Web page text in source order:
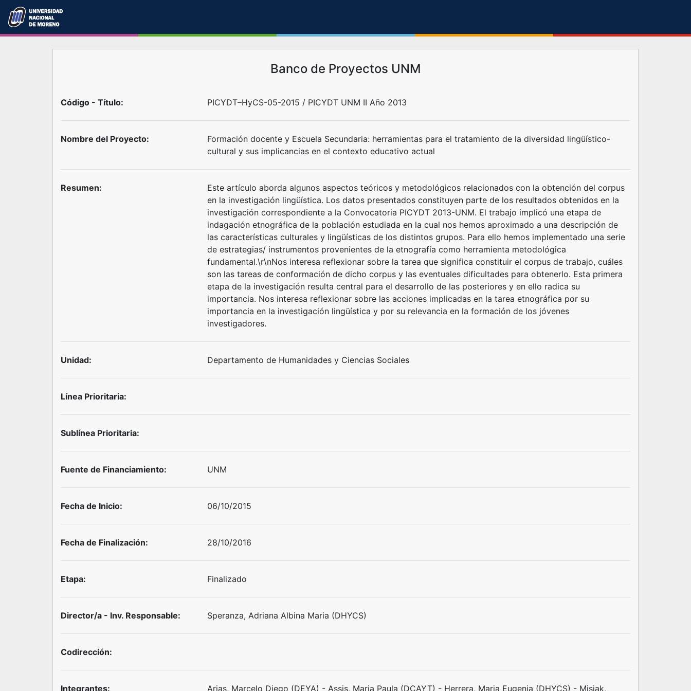
Banco de Proyectos UNM
Código - Título: PICYDT–HyCS-05-2015 / PICYDT UNM II Año 2013
Nombre del Proyecto:
Formación docente y Escuela Secundaria: herramientas para el tratamiento de la diversidad lingüístico-
cultural y sus implicancias en el contexto educativo actual
Resumen:
Este artículo aborda algunos aspectos teóricos y metodológicos relacionados con la obtención del corpus
en la investigación lingüística. Los datos presentados constituyen parte de los resultados obtenidos en la
investigación correspondiente a la Convocatoria PICYDT 2013-UNM. El trabajo implicó una etapa de
indagación etnográfica de la población estudiada en la cual nos hemos aproximado a una descripción de
las características culturales y lingüísticas de los distintos grupos. Para ello hemos implementado una serie
de estrategias/ instrumentos provenientes de la etnografía como herramienta metodológica
fundamental.\r\nNos interesa reflexionar sobre la tarea que significa constituir el corpus de trabajo, cuáles
son las tareas de conformación de dicho corpus y las eventuales dificultades para obtenerlo. Esta primera
etapa de la investigación resulta central para el desarrollo de las posteriores y en ello radica su
importancia. Nos interesa reflexionar sobre las acciones implicadas en la tarea etnográfica por su
importancia en la investigación lingüística y por su relevancia en la formación de los jóvenes
investigadores.
Unidad: Departamento de Humanidades y Ciencias Sociales
Línea Prioritaria:
Sublínea Prioritaria:
Fuente de Financiamiento: UNM
Fecha de Inicio: 06/10/2015
Fecha de Finalización: 28/10/2016
Etapa: Finalizado
Director/a - Inv. Responsable: Speranza, Adriana Albina Maria (DHYCS)
Codirección:
Integrantes: Arias, Marcelo Diego (DEYA) - Assis, Maria Paula (DCAYT) - Herrera, Maria Eugenia (DHYCS) - Misiak,